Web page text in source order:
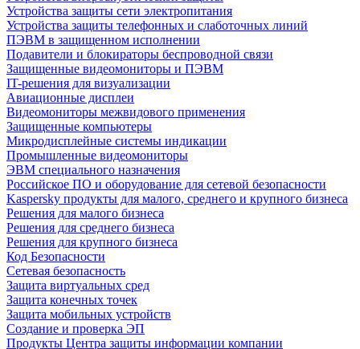
Устройства защиты сети электропитания
Устройства защиты телефонных и слаботочных линий
ПЭВМ в защищенном исполнении
Подавители и блокираторы беспроводной связи
Защищенные видеомониторы и ПЭВМ
IT-решения для визуализации
Авиационные дисплеи
Видеомониторы межвидового применения
Защищенные компьютеры
Микродисплейные системы индикации
Промышленные видеомониторы
ЭВМ специального назначения
Российское ПО и оборудование для сетевой безопасности
Kaspersky продукты для малого, среднего и крупного бизнеса
Решения для малого бизнеса
Решения для среднего бизнеса
Решения для крупного бизнеса
Код Безопасности
Сетевая безопасность
Защита виртуальных сред
Защита конечных точек
Защита мобильных устройств
Создание и проверка ЭП
Продукты Центра защиты информации компании